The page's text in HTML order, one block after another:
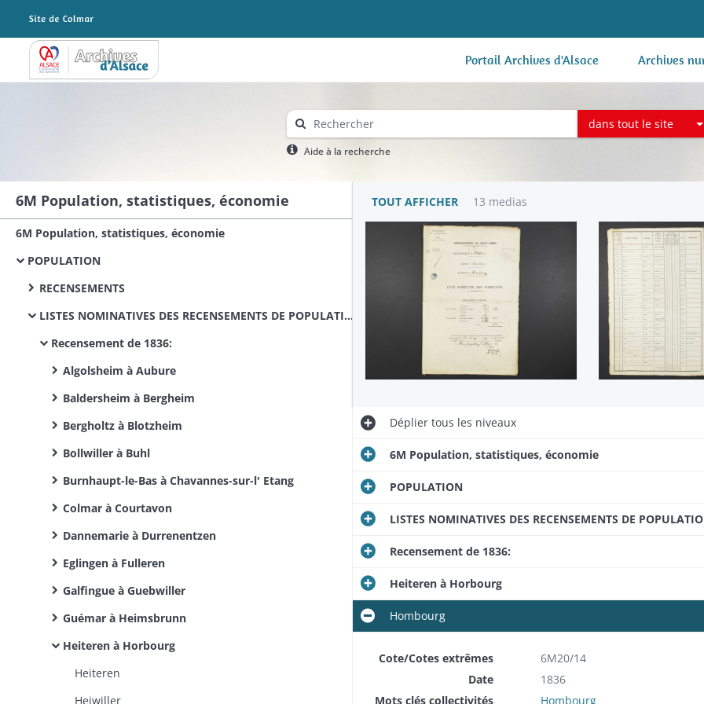
Archives Alsace - Colmar Portail Archives d'Alsace Archives
dans tout le site
Aide à la recherche
6M Population, statistiques, économie
6M Population, statistiques, économie
POPULATION
RECENSEMENTS
LISTES NOMINATIVES DES RECENSEMENTS DE POPULATION
Recensement de 1836:
Algolsheim à Aubure
Baldersheim à Bergheim
Bergholtz à Blotzheim
Bollwiller à Buhl
Burnhaupt-le-Bas à Chavannes-sur-l' Etang
Colmar à Courtavon
Dannemarie à Durrenentzen
Eglingen à Fulleren
Galfingue à Guebwiller
Guémar à Heimsbrunn
Heiteren à Horbourg
Heiteren
Heiwiller
TOUT AFFICHER 13 medias
Dépliertous les niveaux
6M Population, statistiques, économie
POPULATION
LISTES NOMINATIVES DES RECENSEMENTS DE
Recensement de 1836:
Heiteren à Horbourg
Hombourg
Cote/Cotes extrêmes
6M20/14
Date
1836
Mots clés collectivités
Hombourg